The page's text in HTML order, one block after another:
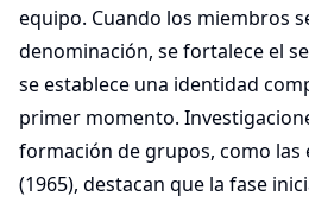
equipo. Cuando los miembros
denominación, se fortalece el
se establece una identidad
primer momento.
formación de grupos, como las
(1965), destacan que la fase